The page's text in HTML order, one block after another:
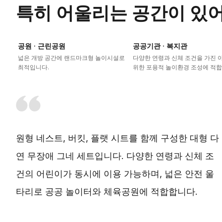
특히 어울리는 공간이 있
공원 · 근린공원
넓은 개방 공간에 랜드마크형 놀이시설로
최적입니다.
공공기관 · 복지관
다양한 연령과 신체 조건을 가진
위한 포용적 놀이환경 조성에 적
원형 네스트, 버킷, 플랫 시트를 함께 구성한 대형 다
연 무장애 그네 세트입니다. 다양한 연령과 신체 조
건의 어린이가 동시에 이용 가능하며, 넓은 안전 울
타리로 공공 놀이터와 체육공원에 적합합니다.